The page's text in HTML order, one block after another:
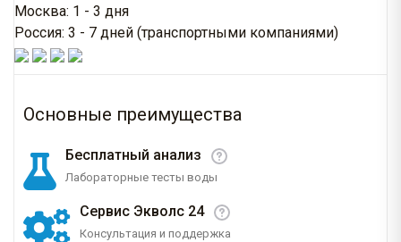
Москва: 1 - 3 дня
Россия: 3 - 7 дней (транспортными компаниями)
Основные преимущества
Бесплатный анализ
Лабораторные тесты воды
Сервис Экволс 24
Консультация и поддержка